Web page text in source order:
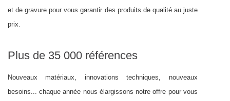
et de gravure pour vous garantir des produits de qualité au juste
prix.
Plus de 35 000 références
Nouveaux matériaux, innovations techniques, nouveaux
besoins... chaque année nous élargissons notre offre pour vous